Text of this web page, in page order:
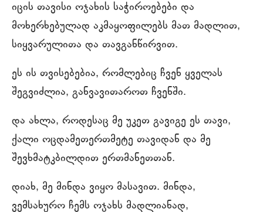
იცის თავისი ოჯახის საჭიროებები და
მოხერხებულად აკმაყოფილებს მათ მადლით,
სიყვარულითა და თავგანწირვით.
ეს ის თვისებებია, რომლებიც ჩვენ ყველას
შეგვიძლია, განვავითაროთ ჩვენში.
და ახლა, როდესაც მე უკეთ გავიგე ეს თავი,
ქალი ოცდამეთერთმეტე თავიდან და მე
შევხმატკბილდით ერთმანეთთან.
დიახ, მე მინდა ვიყო მასავით. მინდა,
ვემსახურო ჩემს ოჯახს მადლიანად,